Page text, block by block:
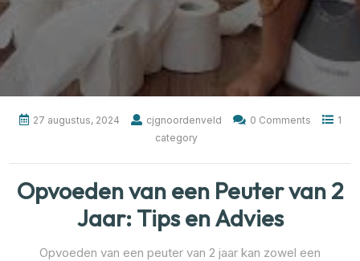
27 augustus, 2024 cjgnoordenveld 0 Comments
1
category
Opvoeden van een Peuter van 2
Jaar: Tips en Advies
Opvoeden van een peuter van 2 jaar kan zowel een